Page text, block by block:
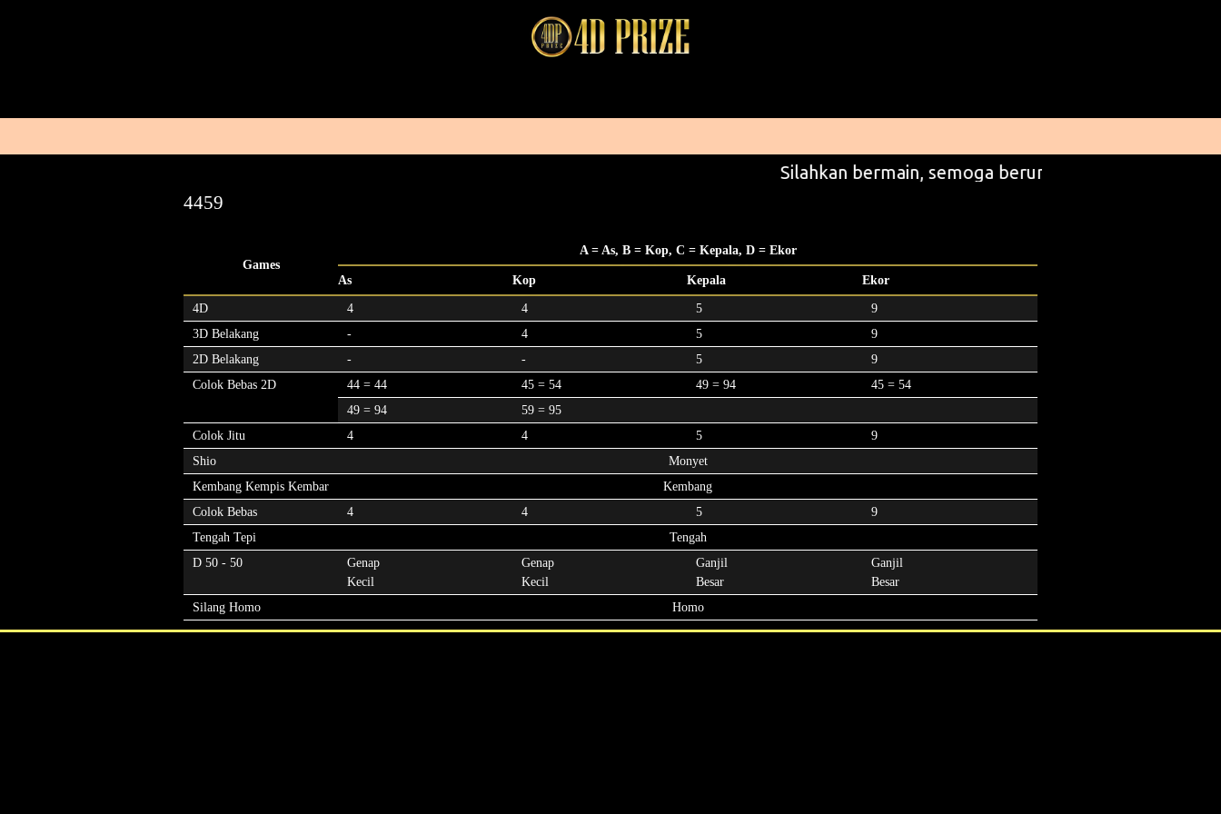
Silahkan bermain, semoga beruntung
4459
Games
A = As, B = Kop, C = Kepala, D = Ekor
As Kop Kepala Ekor
4D 4 4 5
9
3D Belakang
- 4 5
9
2D Belakang
- - 5
9
Colok Bebas 2D
44 = 44 45 = 54 49 = 94
45 = 54
49 = 94
59 = 95
Colok Jitu
4 4 5
9
Shio
Monyet
Kembang Kempis Kembar
Kembang
Colok Bebas
4 4 5
9
Tengah Tepi
Tengah
D 50 - 50
Genap
Kecil
Genap
Kecil
Ganjil
Besar
Ganjil
Besar
Silang Homo
Homo